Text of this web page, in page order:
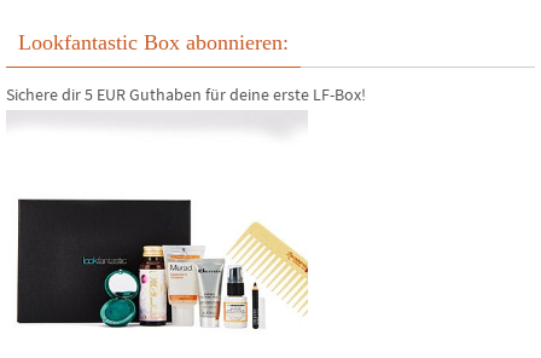
Lookfantastic Box abonnieren:
Sichere dir 5 EUR Guthaben für deine erste LF-Box!